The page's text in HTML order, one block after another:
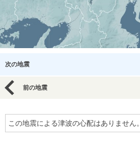
次の地震
前の地震
この地震による津波の心配はありません。